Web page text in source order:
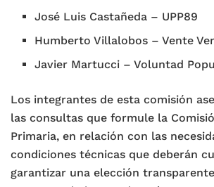
José Luis Castañeda – UPP89
Humberto Villalobos – Vente
Javier Martucci – Voluntad
Los integrantes de esta comisión
las consultas que formule la
Primaria, en relación con las
condiciones técnicas que deberán
garantizar una elección